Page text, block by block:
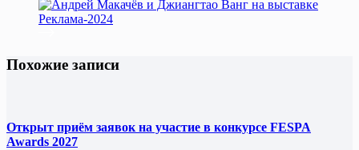
Похожие записи
Открыт приём заявок на участие в конкурсе FESPA
Awards 2027